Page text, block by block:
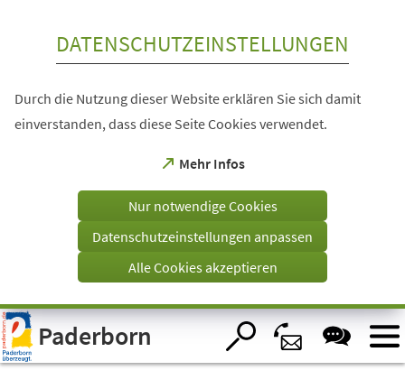
Visuelle
Assistenzsoftware
öffnen.
DATENSCHUTZEINSTELLUNGEN
Durch die Nutzung dieser Website erklären Sie sich damit
einverstanden, dass diese Seite Cookies verwendet.
Mehr Infos
(Öffnet
einem
Tab)
Nur notwendige Cookies
Datenschutzeinstellungen anpassen
Alle Cookies akzeptieren
Paderborn